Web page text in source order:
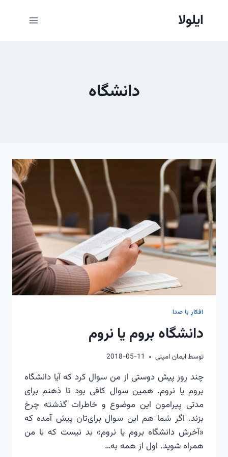
ایلولا
دانشگاه
افکارِ با صدا
دانشگاه بروم یا نروم
توسطایمان امینی 2018-05-11
چند روز پیش دوستی از من سوال کرد که آیا دانشگاه
بروم یا نروم. همین سوال کافی بود تا ذهنم برای
مدتی پیرامون این موضوع و خاطرات گذشته چرخ
بزند. اگر شما هم این سوال برای‌تان پیش آمده که
«آخرش دانشگاه بروم یا نروم» بد نیست که با من
همراه شوید. اول از همه به…